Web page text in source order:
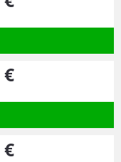
€
€